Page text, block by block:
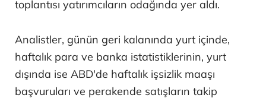
toplantısı yatırımcıların odağında yer aldı.
Analistler, günün geri kalanında yurt içinde,
haftalık para ve banka istatistiklerinin, yurt
dışında ise ABD'de haftalık işsizlik maaşı
başvuruları ve perakende satışların takip